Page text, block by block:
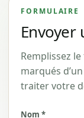
FORMULAIRE
Envoyer
Remplissez
marqués
traiter votre
Nom *